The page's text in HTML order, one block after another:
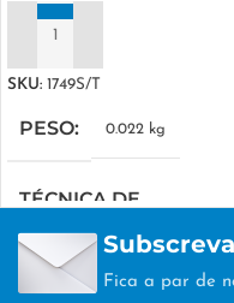
SKU: 1749S/T
PESO 0.022 kg
TÉCNICA DE
TAMPOGRAFIAFica a par de